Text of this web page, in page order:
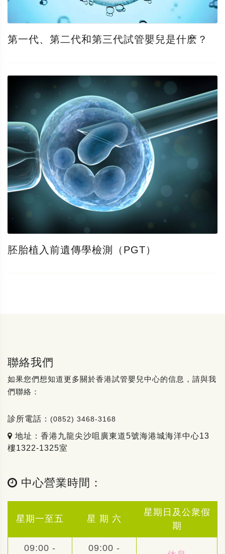
第一代、第二代和第三代試管嬰兒是什麽？
胚胎植入前遺傳學檢測（PGT）
聯絡我們
如果您們想知道更多關於香港試管嬰兒中心的信息，請與我
們聯絡：
診所電話： (0852) 3468-3168
地址：香港九龍尖沙咀廣東道5號海港城海洋中心13
樓1322-1325室
中心營業時間：
星期一至五 星 期 六
星期日及公衆假
期
09:00 - 09:00 -